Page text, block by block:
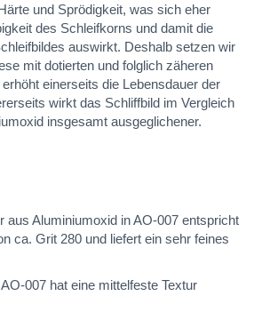
und Sprödigkeit, was sich eher
des Schleifkorns und damit die
auswirkt. Deshalb setzen wir
mit dotierten und folglich zäheren
einerseits die Lebensdauer der
wirkt das Schliffbild im Vergleich
insgesamt ausgeglichener.
aus Aluminiumoxid in AO-007 entspricht
ca. Grit 280 und liefert ein sehr feines
007 hat eine mittelfeste Textur